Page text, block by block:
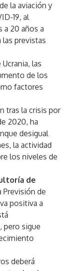
la aviación y
19, al
a 20 años a
las previstas
las
de los
factores
tras la crisis por
2020, ha
desigual
la actividad
los niveles de
de
Previsión de
positiva a
pero sigue
deberá